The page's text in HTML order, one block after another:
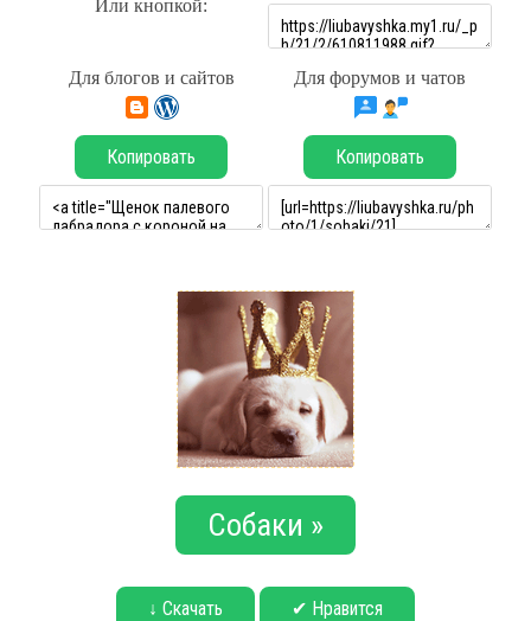
Или кнопкой:
Для блогов и сайтов Для форумов и чатов
Копировать Копировать
Собаки »
↓ Скачать ✔ Нравится